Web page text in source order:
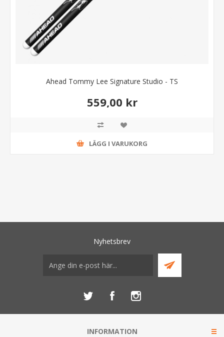
Ahead Tommy Lee Signature Studio - TS
559,00 kr
LÄGG I VARUKORG
Nyhetsbrev
INFORMATION